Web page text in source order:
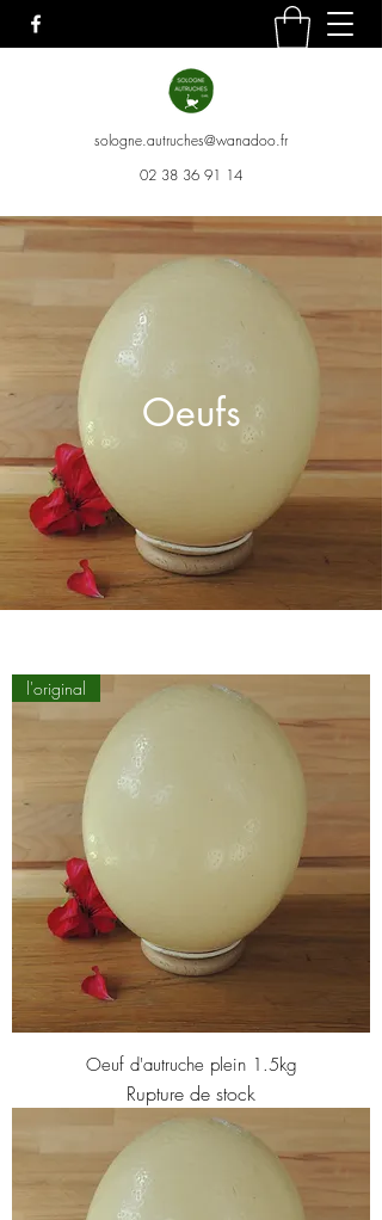
sologne.autruches@wanadoo.fr
02 38 36 91 14
Oeufs
l'original
Oeuf d'autruche plein 1.5kg
Rupture de stock